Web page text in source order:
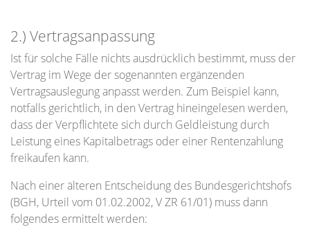
2.) Vertragsanpassung
Ist für solche Fälle nichts ausdrücklich bestimmt, muss der
Vertrag im Wege der sogenannten ergänzenden
Vertragsauslegung anpasst werden. Zum Beispiel kann,
notfalls gerichtlich, in den Vertrag hineingelesen werden,
dass der Verpflichtete sich durch Geldleistung durch
Leistung eines Kapitalbetrags oder einer Rentenzahlung
freikaufen kann.
Nach einer älteren Entscheidung des Bundesgerichtshofs
(BGH, Urteil vom 01.02.2002, V ZR 61/01) muss dann
folgendes ermittelt werden: